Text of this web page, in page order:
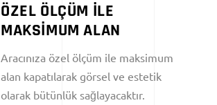
ÖZEL ÖLÇÜM İLE
MAKSİMUM ALAN
Aracınıza özel ölçüm ile maksimum
alan kapatılarak görsel ve estetik
olarak bütünlük sağlayacaktır.